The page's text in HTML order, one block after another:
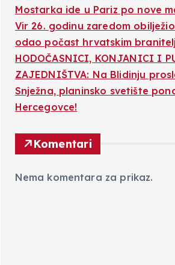
Mostarka ide u Pariz po nove
Vir 26. godinu zaredom
odao počast hrvatskim
HODOČASNICI, KONJANICI I
ZAJEDNIŠTVA: Na Blidinju
Snježna, planinsko svetište
Hercegovce!
Komentari
Nema komentara za prikaz.